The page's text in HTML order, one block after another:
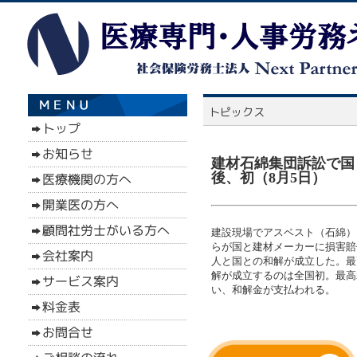
建材石綿集団訴訟で
後、初（8月5日）
建設現場でアスベスト（石綿
らが国と建材メーカーに損害
人と国との和解が成立した。
解が成立するのは全国初。最
い、和解金が支払われる。